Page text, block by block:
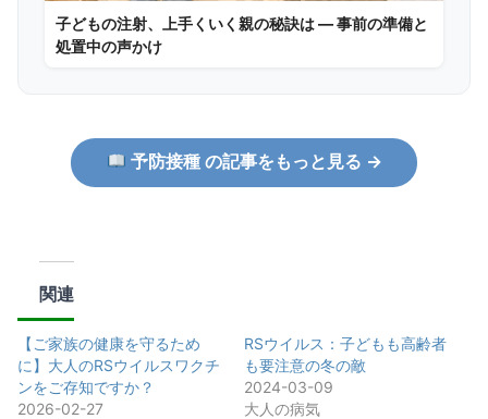
子どもの注射、上手くいく親の秘訣は ― 事前の準備と
処置中の声かけ
予防接種 の記事をもっと見る →
関連
【ご家族の健康を守るため
に】大人のRSウイルスワクチ
ンをご存知ですか？
2026-02-27
RSウイルス：子どもも高齢者
も要注意の冬の敵
2024-03-09
大人の病気